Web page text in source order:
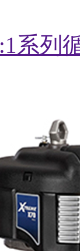
系列